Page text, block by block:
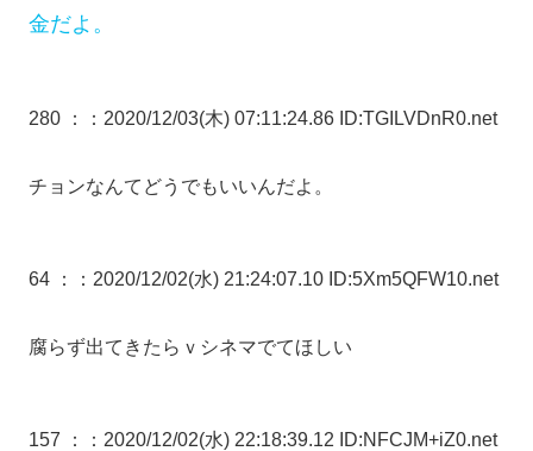
金だよ。
280 ： ：2020/12/03(木) 07:11:24.86 ID:TGILVDnR0.net
チョンなんてどうでもいいんだよ。
64 ： ：2020/12/02(水) 21:24:07.10 ID:5Xm5QFW10.net
腐らず出てきたらｖシネマでてほしい
157 ： ：2020/12/02(水) 22:18:39.12 ID:NFCJM+iZ0.net